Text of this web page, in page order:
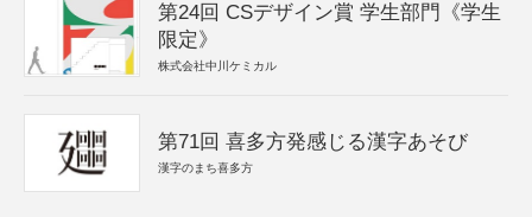
第24回 CSデザイン賞 学生部門《学生
限定》
株式会社中川ケミカル
第71回 喜多方発感じる漢字あそび
漢字のまち喜多方